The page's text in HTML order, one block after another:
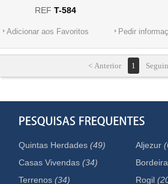
REF T-584
Adicionar aos Favoritos Pedir
< Anterior 1
Quintas Herdades(49)
Casas Vivendas(34)
Terrenos(34)
Aljezur
Rogil